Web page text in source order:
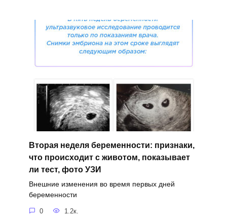
Вторая неделя беременности: признаки,
что происходит с животом, показывает
ли тест, фото УЗИ
Внешние изменения во время первых дней
беременности
0 1.2к.